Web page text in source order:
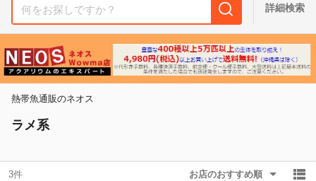
詳細検索
熱帯魚通販のネオス
ラメ系
3件 お店のおすすめ順
支払い方法
その他の条件
送料無料
Pontaパス特典対象すべて
支払い方法
その他の条件
送料無料
Pontaパス特典対象すべて